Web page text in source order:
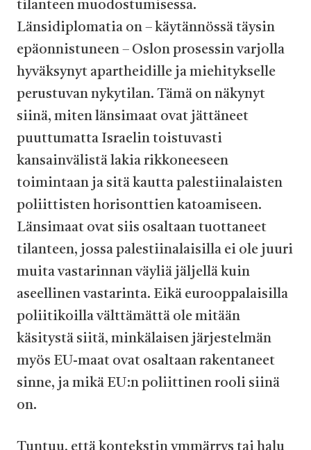
tilanteen muodostumisessa.
Länsidiplomatia on – käytännössä täysin
epäonnistuneen – Oslon prosessin varjolla
hyväksynyt apartheidille ja miehitykselle
perustuvan nykytilan. Tämä on näkynyt
siinä, miten länsimaat ovat jättäneet
puuttumatta Israelin toistuvasti
kansainvälistä lakia rikkoneeseen
toimintaan ja sitä kautta palestiinalaisten
poliittisten horisonttien katoamiseen.
Länsimaat ovat siis osaltaan tuottaneet
tilanteen, jossa palestiinalaisilla ei ole juuri
muita vastarinnan väyliä jäljellä kuin
aseellinen vastarinta. Eikä eurooppalaisilla
poliitikoilla välttämättä ole mitään
käsitystä siitä, minkälaisen järjestelmän
myös EU-maat ovat osaltaan rakentaneet
sinne, ja mikä EU:n poliittinen rooli siinä
on.
Tuntuu, että kontekstin ymmärrys tai halu